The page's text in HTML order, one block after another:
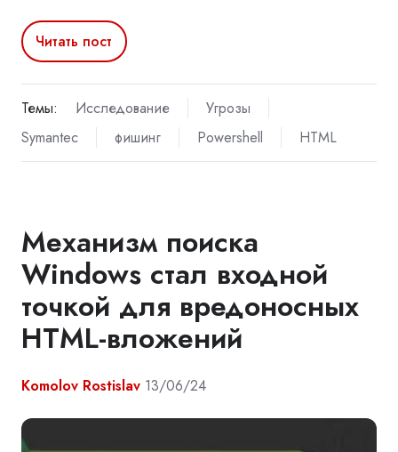
Читать пост
Темы: Исследование
Угрозы
Symantec
фишинг Powershell HTML
Механизм поиска
Windows стал входной
точкой для вредоносных
HTML-вложений
Komolov Rostislav 13/06/24